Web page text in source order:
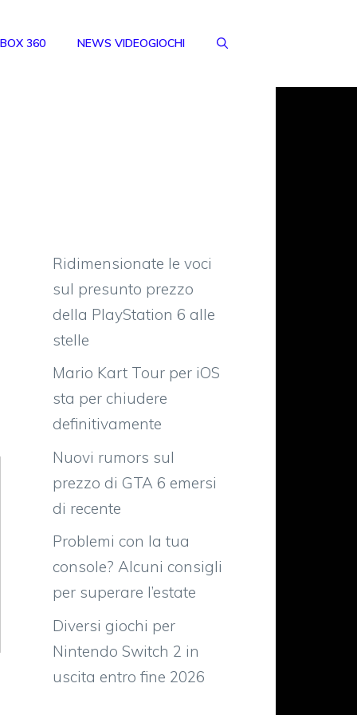
360 NEWS VIDEOGIOCHI
Ridimensionate le voci
sul presunto prezzo
della PlayStation 6 alle
stelle
Mario Kart Tour per iOS
sta per chiudere
definitivamente
Nuovi rumors sul
prezzo di GTA 6 emersi
di recente
Problemi con la tua
console? Alcuni consigli
per superare l’estate
Diversi giochi per
Nintendo Switch 2 in
uscita entro fine 2026